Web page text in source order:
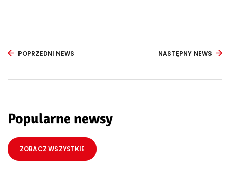
POPRZEDNI NEWS NASTĘPNY NEWS
Popularne newsy
ZOBACZ WSZYSTKIE